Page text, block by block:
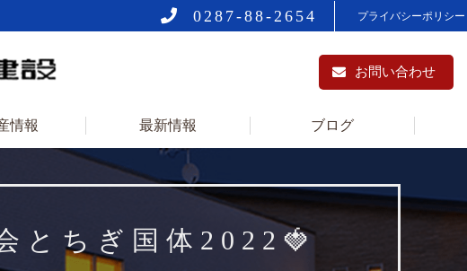
0287-88-2654 プライバシーポリシー
お問い合わせ
情報 最新情報 ブログ
とちぎ国体2022🍓